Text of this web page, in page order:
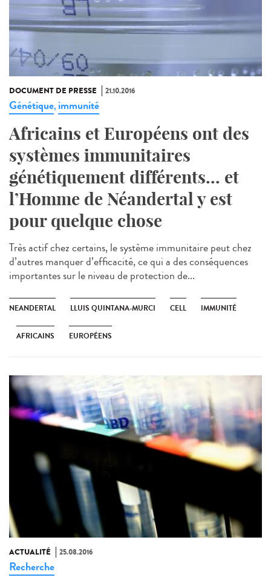
DOCUMENT DE PRESSE 21.10.2016
Génétique, immunité
Africains et Européens ont des
systèmes immunitaires
génétiquement différents... et
l’Homme de Néandertal y est
pour quelque chose
Très actif chez certains, le système immunitaire peut chez
d’autres manquer d’efficacité, ce qui a des conséquences
importantes sur le niveau de protection de...
NEANDERTAL LLUIS QUINTANA-MURCI CELL IMMUNITÉ
AFRICAINS EUROPÉENS
ACTUALITÉ 25.08.2016
Recherche